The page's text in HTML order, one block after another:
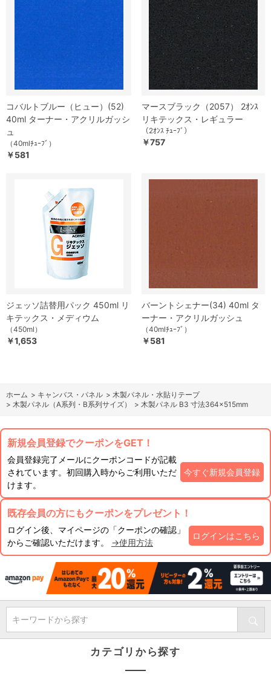
コバルトブルー（ヒュー）(52)
40ml ターナー・アクリルガッシ
ュ
（40mlﾁｭｰﾌﾞ）
￥581
マースブラック（2057） 2ｵﾝｽ
リキテックス・レギュラー
（2ｵﾝｽ ﾁｭｰﾌﾞ）
￥757
ジェッソ詰替用パック 450ml リ
キテックス・メディウム
（450ml）
￥1,653
バーントシェナー(34) 40ml タ
ーナー・アクリルガッシュ
（40mlﾁｭｰﾌﾞ）
￥581
ホーム > キャンバス・パネル > 木製パネル・水貼りテープ
> 木製パネル（A系列・B系列サイズ） > 木製パネル B3 寸法364×515mm
新規会員登録でクーポンをGET！
会員登録完了メールにクーポンコードが記載
されています。初回購入時からご利用いただ
けます。
今すぐ新規会員登録
既存会員の方にもクーポンをプレゼント！
ログイン後、マイページの「クーポンの確認」
からご確認いただけます。 →使用方法
ログインはこちら
キーワードから探す
カテゴリから探す